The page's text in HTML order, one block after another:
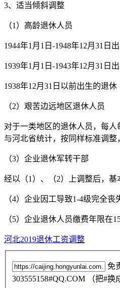
3、适当倾斜调整
（1）高龄退休人员
1944年1月1日-1948年12月31日
1939年1月1日-1943年12月31日
1938年12月31日以前出生的退休
（2）艰苦边远地区退休人员
对于一类地区的退休人员，每
与河北省统计，按同样标准调整
（3）企业退休军转干部
经以（1）、（2）上调整后，
（4）企业因工导致1-4级完全
（5）企业退休人员缴费年限在
河北2019退休工资调整
免
303555158#QQ.COM （把#换